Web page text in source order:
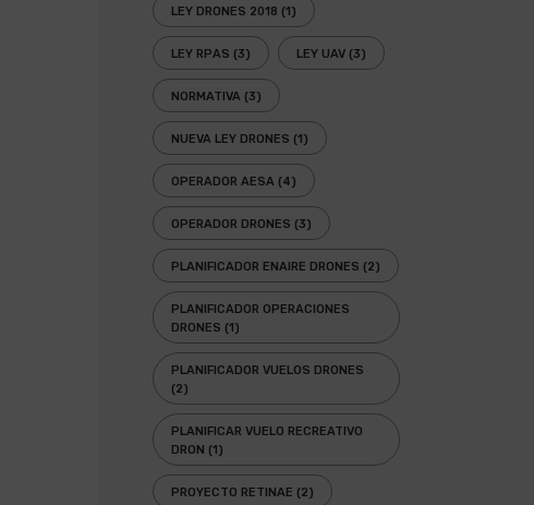
LEY DRONES 2018 (1)
LEY RPAS (3) LEY UAV (3)
NORMATIVA (3)
NUEVA LEY DRONES (1)
OPERADOR AESA (4)
OPERADOR DRONES (3)
PLANIFICADOR ENAIRE DRONES (2)
PLANIFICADOR OPERACIONES
DRONES (1)
PLANIFICADOR VUELOS DRONES
(2)
PLANIFICAR VUELO RECREATIVO
DRON (1)
PROYECTO RETINAE (2)